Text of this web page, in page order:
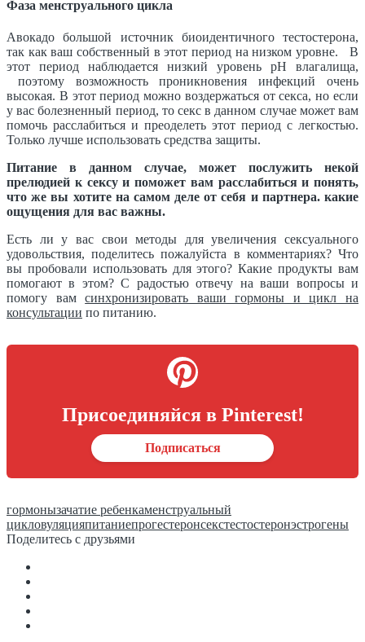
Фаза менструального цикла
Авокадо большой источник биоидентичного тестостерона,
так как ваш собственный в этот период на низком уровне. В
этот период наблюдается низкий уровень рН влагалища,
поэтому возможность проникновения инфекций очень
высокая. В этот период можно воздержаться от секса, но если
у вас болезненный период, то секс в данном случае может вам
помочь расслабиться и преоделеть этот период с легкостью.
Только лучше использовать средства защиты.
Питание в данном случае, может послужить некой
прелюдией к сексу и поможет вам расслабиться и понять,
что же вы хотите на самом деле от себя и партнера. какие
ощущения для вас важны.
Есть ли у вас свои методы для увеличения сексуального
удовольствия, поделитесь пожалуйста в комментариях? Что
вы пробовали использовать для этого? Какие продукты вам
помогают в этом? С радостью отвечу на ваши вопросы и
помогу вамсинхронизировать ваши гормоны и цикл на
консультации по питанию.
Присоединяйся в Pinterest!
Подписаться
гормонызачатие ребенкаменструальный
цикловуляцияпитаниепрогестеронсекстестостеронэстрогены
Поделитесь с друзьями